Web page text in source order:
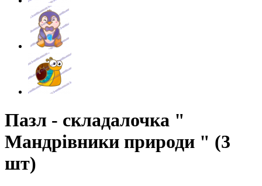
Пазл - складалочка "
Мандрівники природи " (3
шт)